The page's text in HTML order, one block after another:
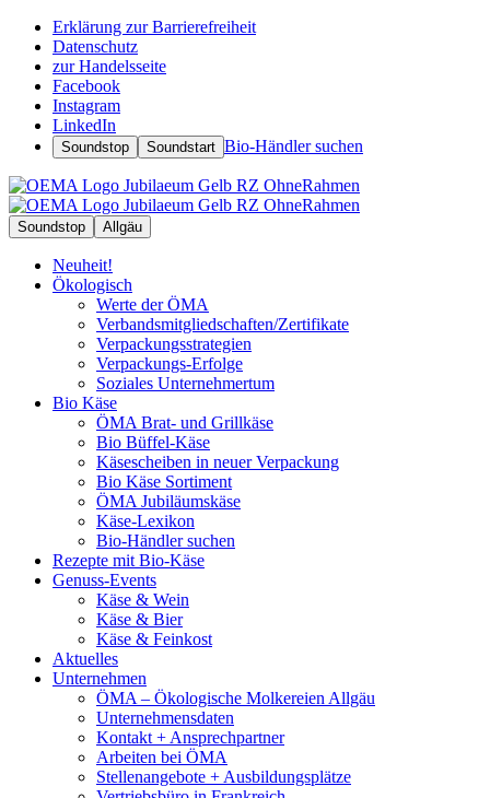
Erklärung zur Barrierefreiheit
Datenschutz
zur Handelsseite
Facebook
Instagram
LinkedIn
Soundstop Soundstart Bio-Händler suchen
Soundstop Allgäu
Neuheit!
Ökologisch
Werte der ÖMA
Verbandsmitgliedschaften/Zertifikate
Verpackungsstrategien
Verpackungs-Erfolge
Soziales Unternehmertum
Bio Käse
ÖMA Brat- und Grillkäse
Bio Büffel-Käse
Käsescheiben in neuer Verpackung
Bio Käse Sortiment
ÖMA Jubiläumskäse
Käse-Lexikon
Bio-Händler suchen
Rezepte mit Bio-Käse
Genuss-Events
Käse & Wein
Käse & Bier
Käse & Feinkost
Aktuelles
Unternehmen
ÖMA – Ökologische Molkereien Allgäu
Unternehmensdaten
Kontakt + Ansprechpartner
Arbeiten bei ÖMA
Stellenangebote + Ausbildungsplätze